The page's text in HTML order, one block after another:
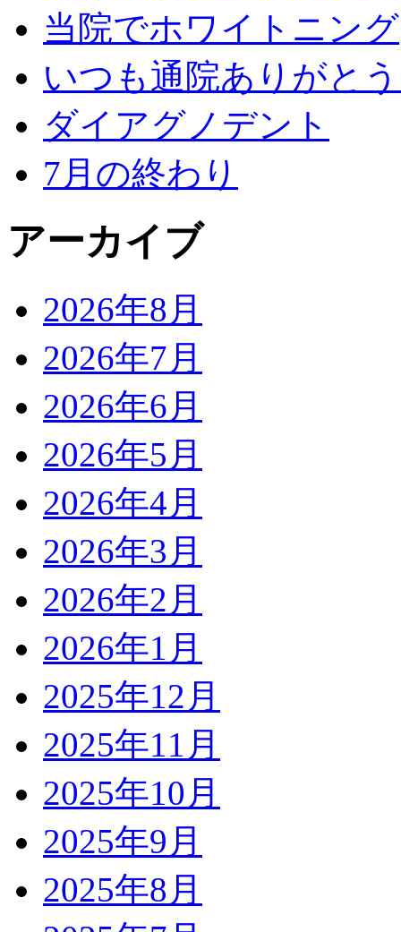
当院でホワイトニング
いつも通院ありがと
ダイアグノデント
7月の終わり
アーカイブ
2026年8月
2026年7月
2026年6月
2026年5月
2026年4月
2026年3月
2026年2月
2026年1月
2025年12月
2025年11月
2025年10月
2025年9月
2025年8月